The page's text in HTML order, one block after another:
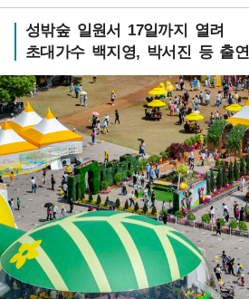
성밖숲 일원서 17일까지 열려
초대가수 백지영, 박서진 등 출연